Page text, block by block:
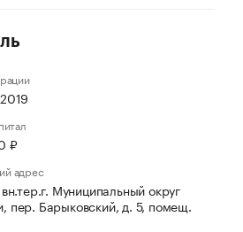
₽
адрес
Муниципальный округ
пер. Барыковский, д. 5, помещ.